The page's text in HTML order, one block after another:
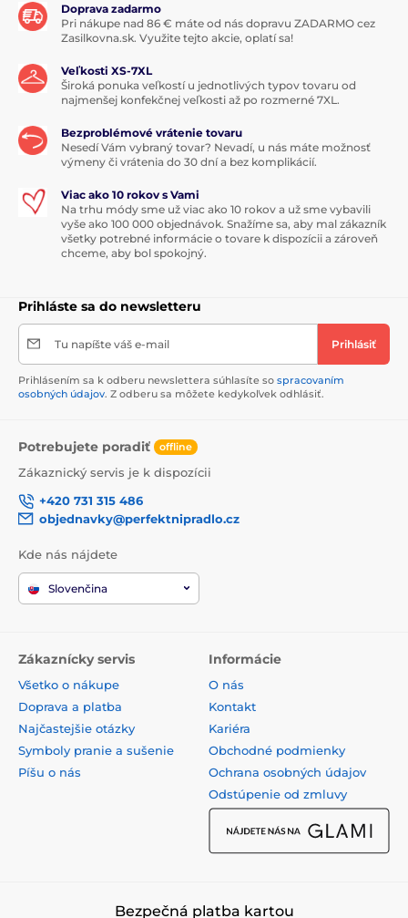
Doprava zadarmo
Pri nákupe nad 86 € máte od nás dopravu ZADARMO cez
Zasilkovna.sk. Využite tejto akcie, oplatí sa!
Veľkosti XS-7XL
Široká ponuka veľkostí u jednotlivých typov tovaru od
najmenšej konfekčnej veľkosti až po rozmerné 7XL.
Bezproblémové vrátenie tovaru
Nesedí Vám vybraný tovar? Nevadí, u nás máte možnosť
výmeny či vrátenia do 30 dní a bez komplikácií.
Viac ako 10 rokov s Vami
Na trhu módy sme už viac ako 10 rokov a už sme vybavili
vyše ako 100 000 objednávok. Snažíme sa, aby mal zákazník
všetky potrebné informácie o tovare k dispozícii a zároveň
chceme, aby bol spokojný.
Prihláste sa do newsletteru
Tu napíšte váš e-mail Prihlásiť
Prihlásením sa k odberu newslettera súhlasíte so spracovaním
osobných údajov. Z odberu sa môžete kedykoľvek odhlásiť.
Potrebujete poradiť offline
Zákaznický servis je k dispozícii
+420 731 315 486
objednavky@perfektnipradlo.cz
Kde nás nájdete
Slovenčina
Zákaznícky servis
Všetko o nákupe
Doprava a platba
Najčastejšie otázky
Symboly pranie a sušenie
Píšu o nás
Informácie
O nás
Kontakt
Kariéra
Obchodné podmienky
Ochrana osobných údajov
Odstúpenie od zmluvy
Bezpečná platba kartou